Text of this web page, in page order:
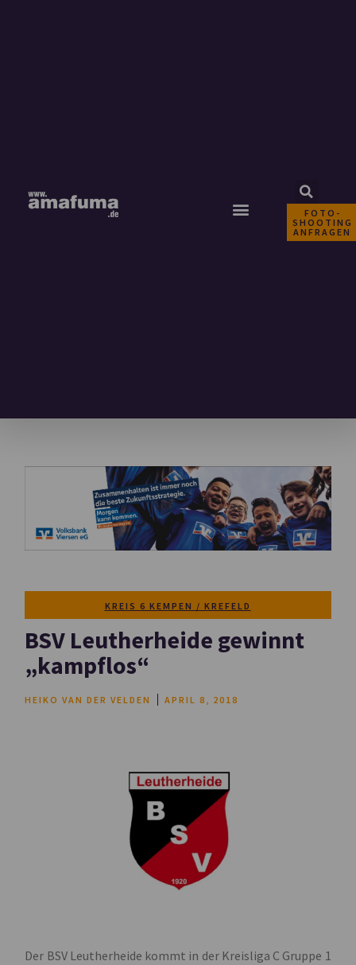
FOTO-
SHOOTING
ANFRAGEN
KREIS 6 KEMPEN / KREFELD
BSV Leutherheide gewinnt
„kampflos“
HEIKO VAN DER VELDEN APRIL 8, 2018
Der BSV Leutherheide kommt in der Kreisliga C Gruppe 1